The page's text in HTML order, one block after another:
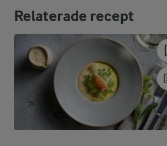
Relaterade recept